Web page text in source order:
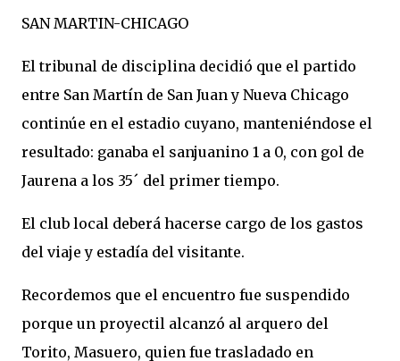
SAN MARTIN-CHICAGO
El tribunal de disciplina decidió que el partido
entre San Martín de San Juan y Nueva Chicago
continúe en el estadio cuyano, manteniéndose el
resultado: ganaba el sanjuanino 1 a 0, con gol de
Jaurena a los 35´ del primer tiempo.
El club local deberá hacerse cargo de los gastos
del viaje y estadía del visitante.
Recordemos que el encuentro fue suspendido
porque un proyectil alcanzó al arquero del
Torito, Masuero, quien fue trasladado en